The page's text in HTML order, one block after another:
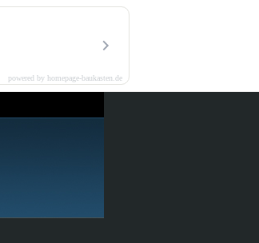
powered by homepage-baukasten.de